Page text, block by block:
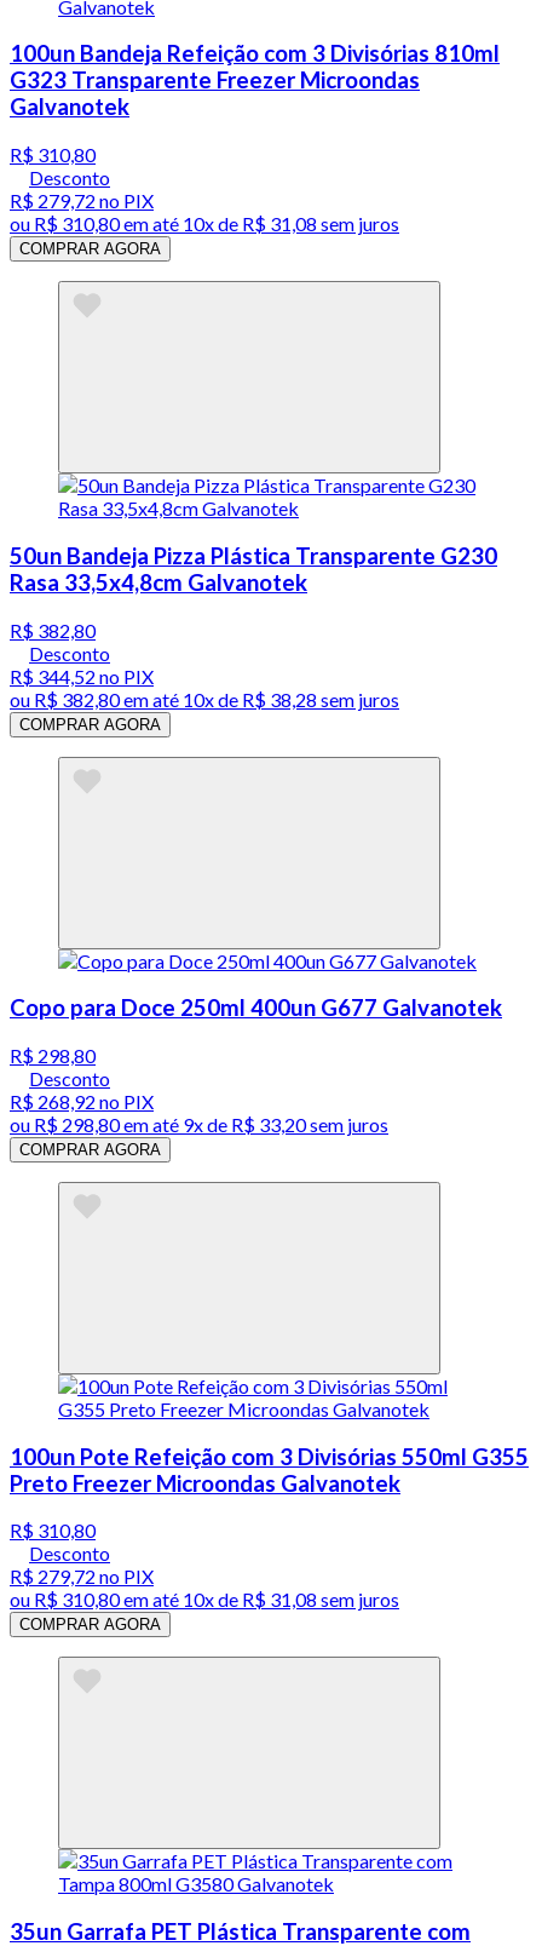
100un Bandeja Refeição com 3 Divisórias 810ml
G323 Transparente Freezer Microondas
Galvanotek
R$ 310,80
Desconto
R$ 279,72 no PIX
ou R$ 310,80em até 10x de R$ 31,08 sem juros
COMPRAR AGORA
50un Bandeja Pizza Plástica Transparente G230
Rasa 33,5x4,8cm Galvanotek
R$ 382,80
Desconto
R$ 344,52 no PIX
ou R$ 382,80em até 10x de R$ 38,28 sem juros
COMPRAR AGORA
Copo para Doce 250ml 400un G677 Galvanotek
R$ 298,80
Desconto
R$ 268,92 no PIX
ou R$ 298,80em até 9x de R$ 33,20 sem juros
COMPRAR AGORA
100un Pote Refeição com 3 Divisórias 550ml G355
Preto Freezer Microondas Galvanotek
R$ 310,80
Desconto
R$ 279,72 no PIX
ou R$ 310,80em até 10x de R$ 31,08 sem juros
COMPRAR AGORA
35un Garrafa PET Plástica Transparente com